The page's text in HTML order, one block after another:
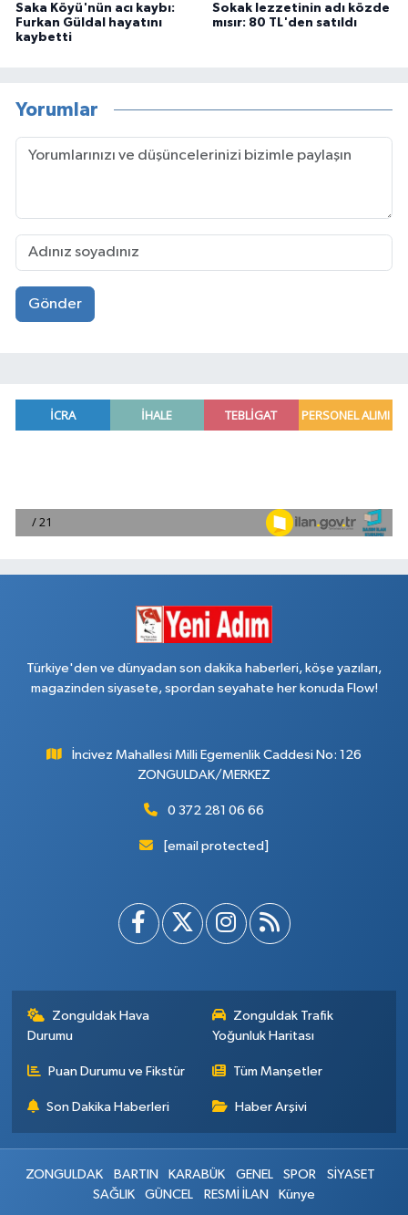
Saka Köyü'nün acı kaybı:
Furkan Güldal hayatını
kaybetti
Sokak lezzetinin adı közde
mısır: 80 TL'den satıldı
Yorumlar
Gönder
Türkiye'den ve dünyadan son dakika haberleri, köşe yazıları,
magazinden siyasete, spordan seyahate her konuda Flow!
İncivez Mahallesi Milli Egemenlik Caddesi No: 126
ZONGULDAK/MERKEZ
0 372 281 06 66
[email protected]
Zonguldak Hava
Durumu
Zonguldak Trafik
Yoğunluk Haritası
Puan Durumu ve Fikstür Tüm Manşetler
Son Dakika Haberleri Haber Arşivi
ZONGULDAK BARTIN KARABÜK GENEL SPOR
SİYASET
SAĞLIK
GÜNCEL RESMİ İLAN Künye